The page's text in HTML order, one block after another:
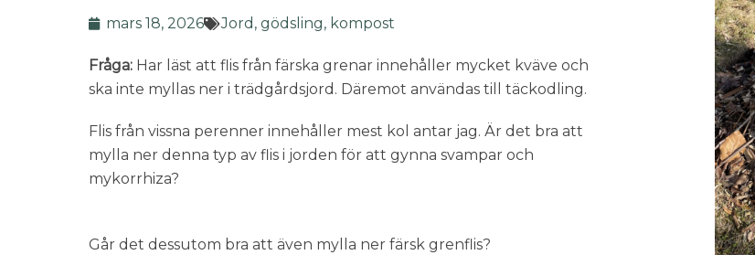
mars 18, 2026 Jord, gödsling, kompost
Fråga: Har läst att flis från färska grenar innehåller mycket kväve och
ska inte myllas ner i trädgårdsjord. Däremot användas till täckodling.
Flis från vissna perenner innehåller mest kol antar jag. Är det bra att
mylla ner denna typ av flis i jorden för att gynna svampar och
mykorrhiza?
Går det dessutom bra att även mylla ner färsk grenflis?